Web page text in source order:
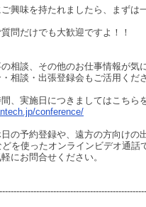
興味を持たれましたら、まずは
問だけでも大歓迎ですよ！！
相談、その他のお仕事情報が気
相談・出張登録会もご活用くださ
、実施日につきましてはこちら
conference/
の予約登録や、遠方の方向けの
を使ったオンラインビデオ通話
にお問合せください。